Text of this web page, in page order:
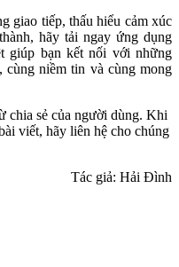
giao tiếp, thấu hiểu cảm xúc
hãy tải ngay ứng dụng
giúp bạn kết nối với những
cùng niềm tin và cùng mong
chia sẻ của người dùng. Khi
viết, hãy liên hệ cho chúng
Tác giả: Hải Đình